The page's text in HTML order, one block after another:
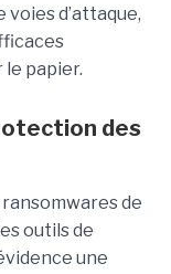
d’attaque,
le papier.
des
de
outils de
une